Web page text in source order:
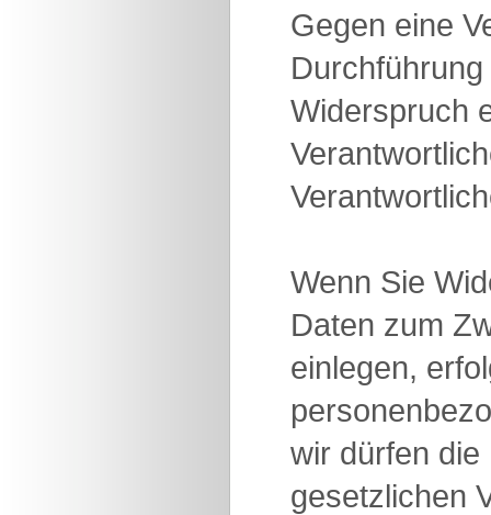
Gegen eine
Widerspruch
Wenn Sie
Daten zum
einlegen,
wir dürfen
gesetzlichen